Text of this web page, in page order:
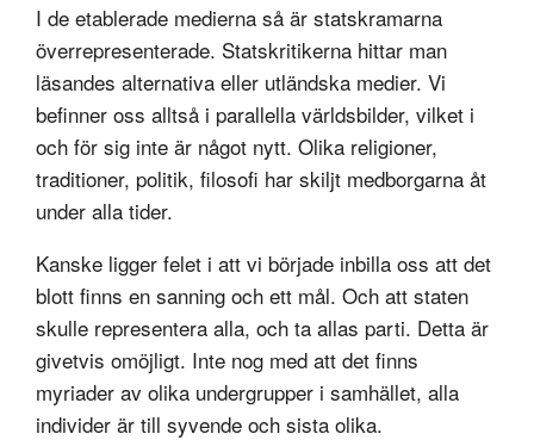
I de etablerade medierna så är statskramarna
överrepresenterade. Statskritikerna hittar man
läsandes alternativa eller utländska medier. Vi
befinner oss alltså i parallella världsbilder, vilket i
och för sig inte är något nytt. Olika religioner,
traditioner, politik, filosofi har skiljt medborgarna åt
under alla tider.
Kanske ligger felet i att vi började inbilla oss att det
blott finns en sanning och ett mål. Och att staten
skulle representera alla, och ta allas parti. Detta är
givetvis omöjligt. Inte nog med att det finns
myriader av olika undergrupper i samhället, alla
individer är till syvende och sista olika.